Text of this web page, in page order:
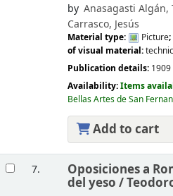
by Anasagasti Algán,
Carrasco, Jesús
Material type: Picture
of visual material:
Publication details: 1909
Availability:Items
Bellas Artes de San
Add to cart
7. Oposiciones a
del yeso /